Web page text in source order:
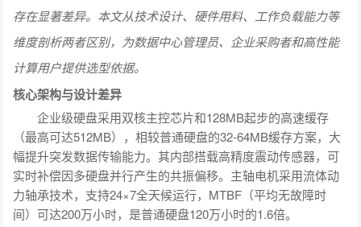
存在显著差异。本文从技术设计、硬件用料、工作负载能力等
维度剖析两者区别，为数据中心管理员、企业采购者和高性能
计算用户提供选型依据。
核心架构与设计差异
企业级硬盘采用双核主控芯片和128MB起步的高速缓存
（最高可达512MB），相较普通硬盘的32-64MB缓存方案，大
幅提升突发数据传输能力。其内部搭载高精度震动传感器，可
实时补偿因多硬盘并行产生的共振偏移。主轴电机采用流体动
力轴承技术，支持24×7全天候运行，MTBF（平均无故障时
间）可达200万小时，是普通硬盘120万小时的1.6倍。